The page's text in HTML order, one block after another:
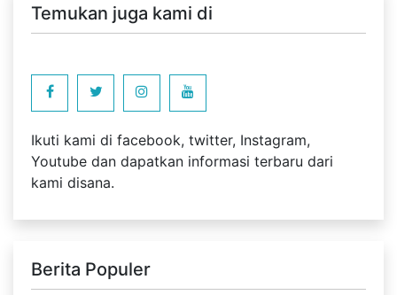
Temukan juga kami di
Ikuti kami di facebook, twitter, Instagram,
Youtube dan dapatkan informasi terbaru dari
kami disana.
Berita Populer